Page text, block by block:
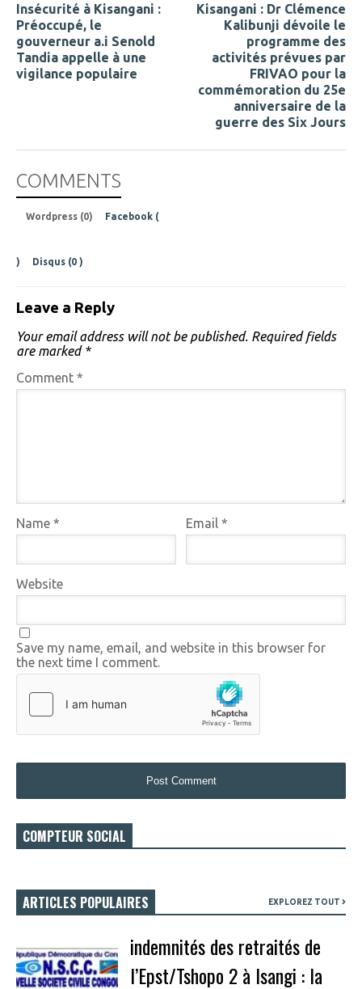
Insécurité à Kisangani :
Préoccupé, le
gouverneur a.i Senold
Tandia appelle à une
vigilance populaire
Kisangani : Dr Clémence
Kalibunji dévoile le
programme des
activités prévues par
FRIVAO pour la
commémoration du 25e
anniversaire de la
guerre des Six Jours
COMMENTS
Wordpress (0) Facebook (
) Disqus (0 )
Leave a Reply
Your email address will not be published. Required fields
are marked *
Comment *
Name * Email*
Website
Save my name, email, and website in this browser for
the next time I comment.
COMPTEUR SOCIAL
ARTICLES POPULAIRES EXPLOREZ TOUT
indemnités des retraités de
l’Epst/Tshopo 2 à Isangi : la